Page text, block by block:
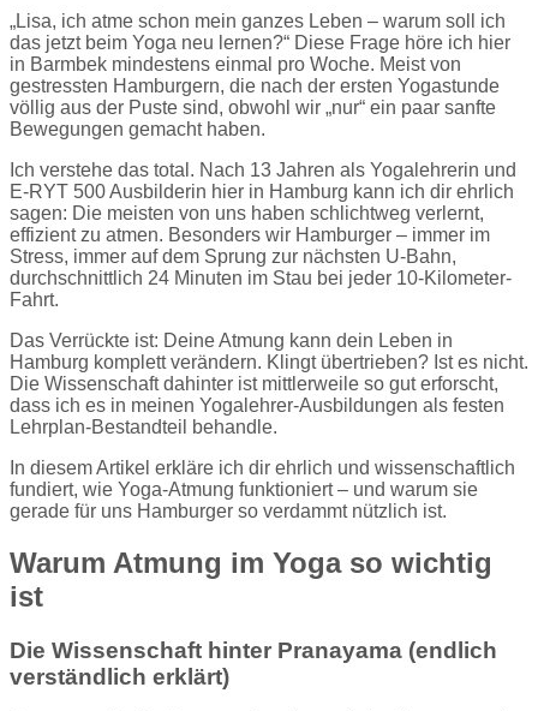
„Lisa, ich atme schon mein ganzes Leben – warum soll ich
das jetzt beim Yoga neu lernen?“ Diese Frage höre ich hier
in Barmbek mindestens einmal pro Woche. Meist von
gestressten Hamburgern, die nach der ersten Yogastunde
völlig aus der Puste sind, obwohl wir „nur“ ein paar sanfte
Bewegungen gemacht haben.
Ich verstehe das total. Nach 13 Jahren als Yogalehrerin und
E-RYT 500 Ausbilderin hier in Hamburg kann ich dir ehrlich
sagen: Die meisten von uns haben schlichtweg verlernt,
effizient zu atmen. Besonders wir Hamburger – immer im
Stress, immer auf dem Sprung zur nächsten U-Bahn,
durchschnittlich 24 Minuten im Stau bei jeder 10-Kilometer-
Fahrt.
Das Verrückte ist: Deine Atmung kann dein Leben in
Hamburg komplett verändern. Klingt übertrieben? Ist es nicht.
Die Wissenschaft dahinter ist mittlerweile so gut erforscht,
dass ich es in meinen Yogalehrer-Ausbildungen als festen
Lehrplan-Bestandteil behandle.
In diesem Artikel erkläre ich dir ehrlich und wissenschaftlich
fundiert, wie Yoga-Atmung funktioniert – und warum sie
gerade für uns Hamburger so verdammt nützlich ist.
Warum Atmung im Yoga so wichtig
ist
Die Wissenschaft hinter Pranayama (endlich
verständlich erklärt)